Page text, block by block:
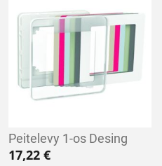
Peitelevy 1-os Desing
17,22 €